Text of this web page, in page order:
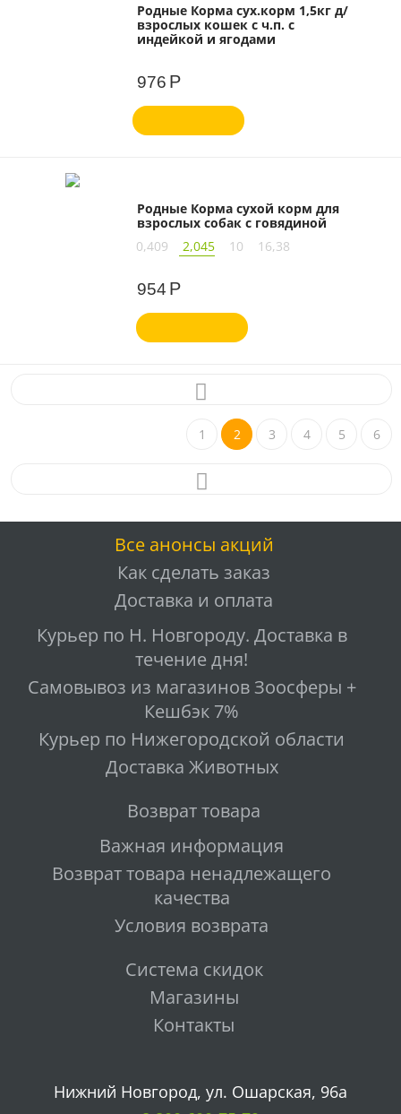
Родные Корма сух.корм 1,5кг д/
взрослых кошек с ч.п. с
индейкой и ягодами
976 Р
Родные Корма сухой корм для
взрослых собак с говядиной
0,409
2,045 10 16,38
954 Р
1 2 3 4 5 6
Все анонсы акций
Как сделать заказ
Доставка и оплата
Курьер по Н. Новгороду. Доставка в
течение дня!
Самовывоз из магазинов Зоосферы +
Кешбэк 7%
Курьер по Нижегородской области
Доставка Животных
Возврат товара
Важная информация
Возврат товара ненадлежащего
качества
Условия возврата
Система скидок
Магазины
Контакты
Нижний Новгород, ул. Ошарская, 96а